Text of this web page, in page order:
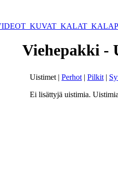
KUVAT KALAT
Viehepakki -
Uistimet | Perhot | Pilkit |
Ei lisättyjä uistimia.